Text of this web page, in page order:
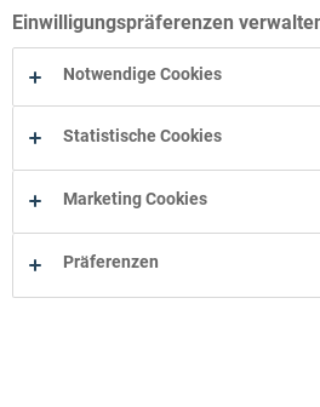
Wohn-Zentrum
Wohn-Zentrum Herne
Einwilligungspräferenzen
Notwendige Cookies
Statistische Cookies
Marketing Cookies
Präferenzen